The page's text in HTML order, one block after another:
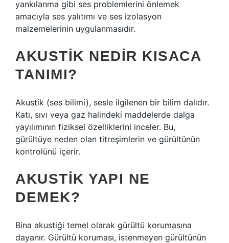
yankılanma gibi ses problemlerini önlemek
amacıyla ses yalıtımı ve ses izolasyon
malzemelerinin uygulanmasıdır.
AKUSTIK NEDIR KISACA
TANIMI?
Akustik (ses bilimi), sesle ilgilenen bir bilim dalıdır.
Katı, sıvı veya gaz halindeki maddelerde dalga
yayılımının fiziksel özelliklerini inceler. Bu,
gürültüye neden olan titreşimlerin ve gürültünün
kontrolünü içerir.
AKUSTIK YAPI NE
DEMEK?
Bina akustiği temel olarak gürültü korumasına
dayanır. Gürültü koruması, istenmeyen gürültünün